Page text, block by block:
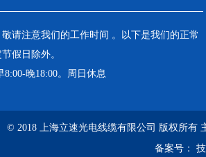
请注意我们的工作时间 。以下是我们的正常
假日除外。
晚18:00。周日休息
© 2018 上海立速光电线缆有限公司 版权所有
备案号：